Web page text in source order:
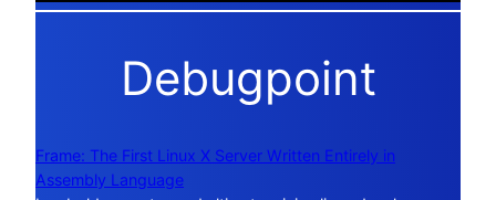
Debugpoint
Frame: The First Linux X Server Written Entirely in
Assembly Language